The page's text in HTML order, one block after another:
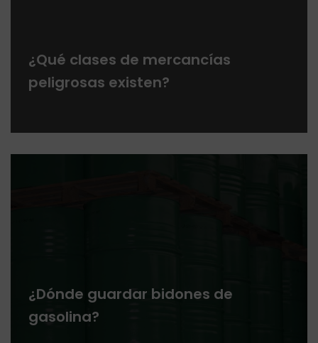
¿Qué clases de mercancías
peligrosas existen?
¿Dónde guardar bidones de
gasolina?